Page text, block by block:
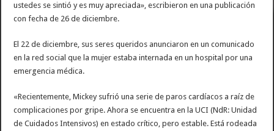
ustedes se sintió y es muy apreciada», escribieron en una publicación
con fecha de 26 de diciembre.
El 22 de diciembre, sus seres queridos anunciaron en un comunicado
en la red social que la mujer estaba internada en un hospital por una
emergencia médica.
«Recientemente, Mickey sufrió una serie de paros cardíacos a raíz de
complicaciones por gripe. Ahora se encuentra en la UCI (NdR: Unidad
de Cuidados Intensivos) en estado crítico, pero estable. Está rodeada